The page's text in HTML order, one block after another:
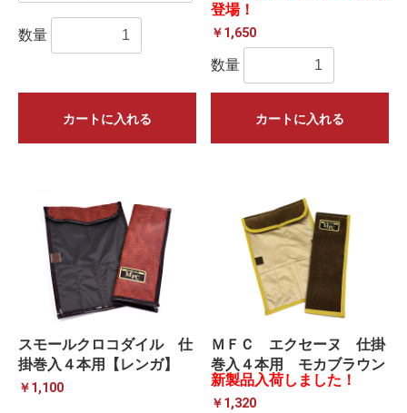
数量
カートに入れる
登場！
￥1,650
数量
カートに入れる
スモールクロコダイル 仕
掛巻入４本用【レンガ】
￥1,100
ＭＦＣ エクセーヌ 仕掛
巻入４本用 モカブラウン
新製品入荷しました！
￥1,320